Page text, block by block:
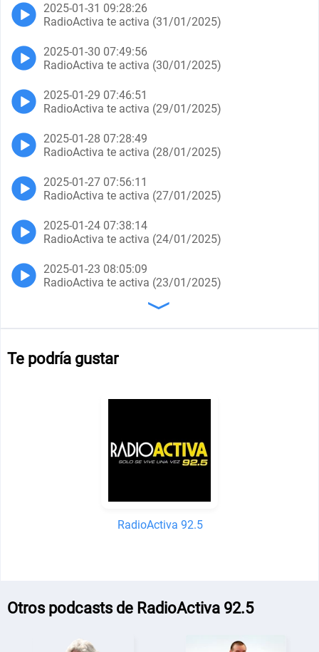
2025-01-31 09:28:26
RadioActiva te activa (31/01/2025)
2025-01-30 07:49:56
RadioActiva te activa (30/01/2025)
2025-01-29 07:46:51
RadioActiva te activa (29/01/2025)
2025-01-28 07:28:49
RadioActiva te activa (28/01/2025)
2025-01-27 07:56:11
RadioActiva te activa (27/01/2025)
2025-01-24 07:38:14
RadioActiva te activa (24/01/2025)
2025-01-23 08:05:09
RadioActiva te activa (23/01/2025)
〉
Te podría gustar
RadioActiva 92.5
Otros podcasts de RadioActiva 92.5